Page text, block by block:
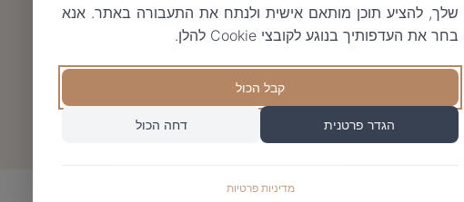
שלך, להציע תוכן מותאם אישית ולנתח את התעבורה באתר. אנא
בחר את העדפותיך בנוגע לקובצי Cookie להלן.
קבל הכול
הגדר פרטנית דחה הכול
מדיניות פרטיות